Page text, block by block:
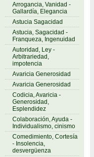
Arrogancia, Vanidad -
Gallardía, Elegancia
Astucia Sagacidad
Astucia, Sagacidad -
Franqueza, Ingenuidad
Autoridad, Ley -
Arbitrariedad,
impotencia
Avaricia Generosidad
Avaricia Generosidad
Codicia, Avaricia -
Generosidad,
Esplendidez
Colaboración, Ayuda -
Individualismo, cinismo
Comedimiento, Cortesía
- Insolencia,
desvergüenza